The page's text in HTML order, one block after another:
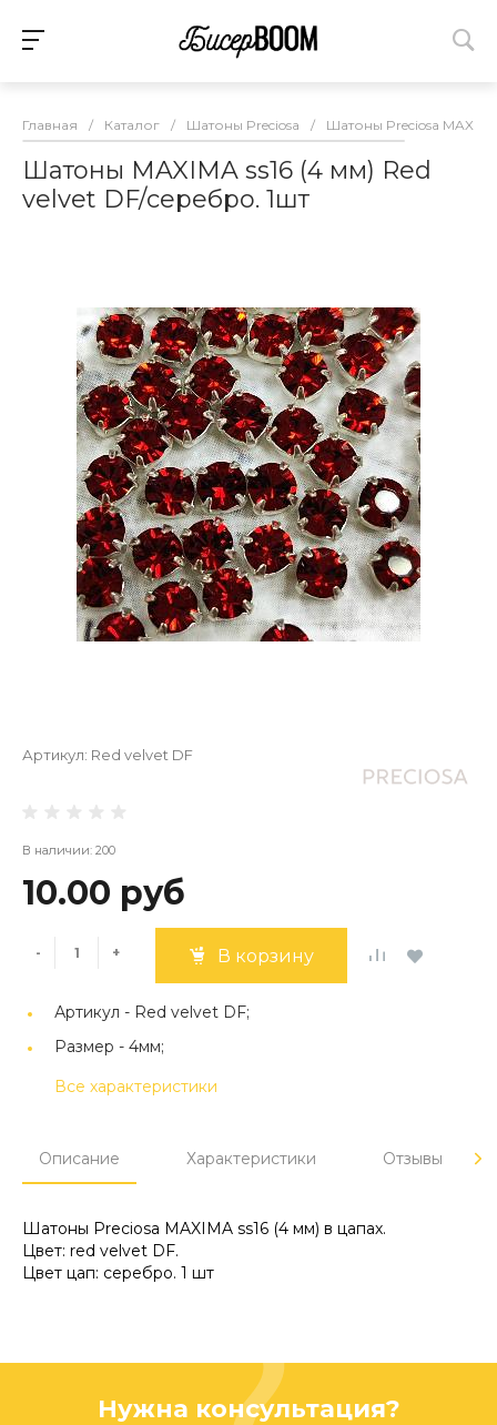
Главная / Каталог / Шатоны Preciosa / Шатоны Preciosa
Шатоны MAXIMA ss16 (4 мм) Red
velvet DF/серебро. 1шт
Артикул: Red velvet DF
В наличии: 200
10.00 руб
- + В корзину
Артикул - Red velvet DF;
Размер - 4мм;
Все характеристики
Описание Характеристики Отзывы
Шатоны Preciosa MAXIMA ss16 (4 мм) в цапах.
Цвет: red velvet DF.
Цвет цап: серебро. 1 шт
Нужна консультация?